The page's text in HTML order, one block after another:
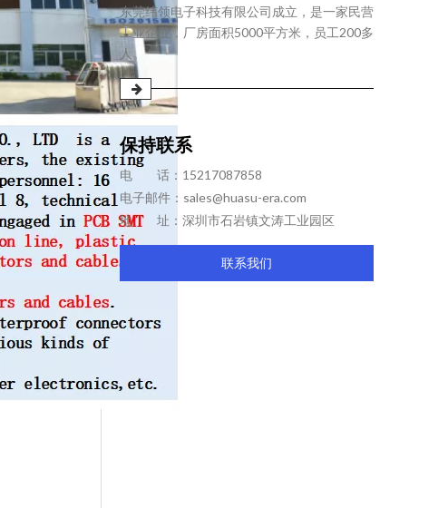
东莞纬领电子科技有限公司成立，是一家民营
工业企业，厂房面积5000平方米，员工200多
人。
保持联系
电 话：15217087858
电子邮件： sales@huasu-era.com
地 址：深圳市石岩镇文涛工业园区
联系我们